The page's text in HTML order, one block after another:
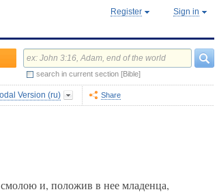
Register Sign in
search in current section [Bible]
Version (ru) Share
смолою и, положив в нее младенца,